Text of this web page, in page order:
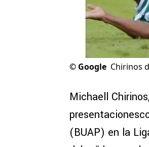
© Google Chirinos
Michaell
(BUAP) en la